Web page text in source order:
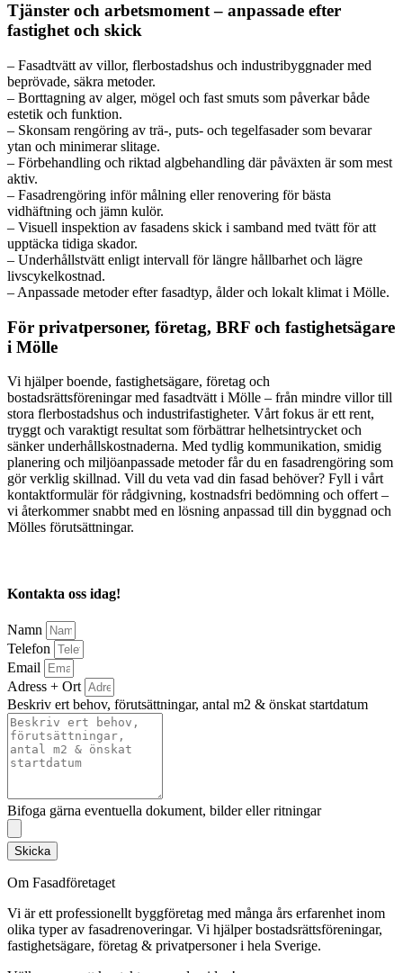
Tjänster och arbetsmoment – anpassade efter
fastighet och skick
– Fasadtvätt av villor, flerbostadshus och industribyggnader med
beprövade, säkra metoder.
– Borttagning av alger, mögel och fast smuts som påverkar både
estetik och funktion.
– Skonsam rengöring av trä-, puts- och tegelfasader som bevarar
ytan och minimerar slitage.
– Förbehandling och riktad algbehandling där påväxten är som mest
aktiv.
– Fasadrengöring inför målning eller renovering för bästa
vidhäftning och jämn kulör.
– Visuell inspektion av fasadens skick i samband med tvätt för att
upptäcka tidiga skador.
– Underhållstvätt enligt intervall för längre hållbarhet och lägre
livscykelkostnad.
– Anpassade metoder efter fasadtyp, ålder och lokalt klimat i Mölle.
För privatpersoner, företag, BRF och fastighetsägare
i Mölle
Vi hjälper boende, fastighetsägare, företag och
bostadsrättsföreningar med fasadtvätt i Mölle – från mindre villor till
stora flerbostadshus och industrifastigheter. Vårt fokus är ett rent,
tryggt och varaktigt resultat som förbättrar helhetsintrycket och
sänker underhållskostnaderna. Med tydlig kommunikation, smidig
planering och miljöanpassade metoder får du en fasadrengöring som
gör verklig skillnad. Vill du veta vad din fasad behöver? Fyll i vårt
kontaktformulär för rådgivning, kostnadsfri bedömning och offert –
vi återkommer snabbt med en lösning anpassad till din byggnad och
Mölles förutsättningar.
Kontakta oss idag!
Namn
Telefon
Email
Adress + Ort
Beskriv ert behov, förutsättningar, antal m2 & önskat startdatum
Bifoga gärna eventuella dokument, bilder eller ritningar
Skicka
Om Fasadföretaget
Vi är ett professionellt byggföretag med många års erfarenhet inom
olika typer av fasadrenoveringar. Vi hjälper bostadsrättsföreningar,
fastighetsägare, företag & privatpersoner i hela Sverige.